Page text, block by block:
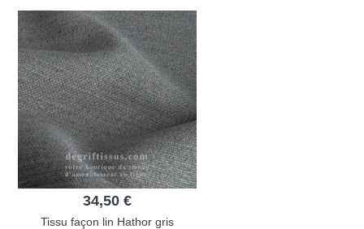
34,50 €
Tissu façon lin Hathor gris